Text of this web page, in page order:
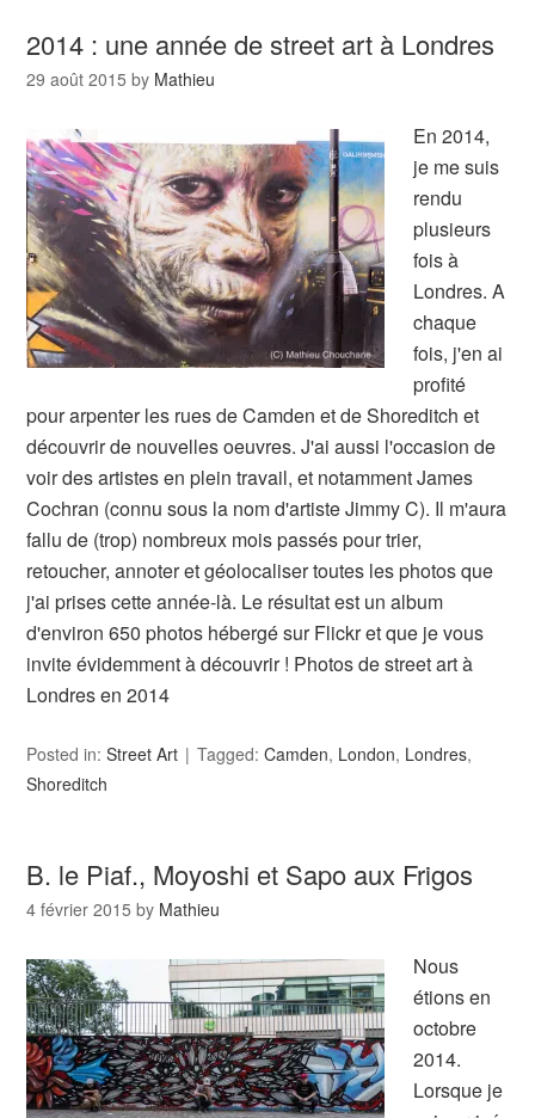
2014 : une année de street art à Londres
29 août 2015 by Mathieu
En 2014,
je me suis
rendu
plusieurs
fois à
Londres. A
chaque
fois, j'en ai
profité
pour arpenter les rues de Camden et de Shoreditch et
découvrir de nouvelles oeuvres. J'ai aussi l'occasion de
voir des artistes en plein travail, et notamment James
Cochran (connu sous la nom d'artiste Jimmy C). Il m'aura
fallu de (trop) nombreux mois passés pour trier,
retoucher, annoter et géolocaliser toutes les photos que
j'ai prises cette année-là. Le résultat est un album
d'environ 650 photos hébergé sur Flickr et que je vous
invite évidemment à découvrir ! Photos de street art à
Londres en 2014
Posted in:Street Art Tagged:Camden, London, Londres,
Shoreditch
B. le Piaf., Moyoshi et Sapo aux Frigos
4 février 2015 by Mathieu
Nous
étions en
octobre
2014.
Lorsque je